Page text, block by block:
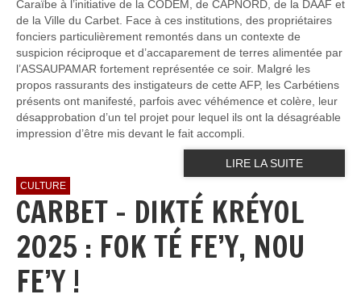
Caraïbe à l’initiative de la CODEM, de CAPNORD, de la DAAF et
de la Ville du Carbet. Face à ces institutions, des propriétaires
fonciers particulièrement remontés dans un contexte de
suspicion réciproque et d’accaparement de terres alimentée par
l’ASSAUPAMAR fortement représentée ce soir. Malgré les
propos rassurants des instigateurs de cette AFP, les Carbétiens
présents ont manifesté, parfois avec véhémence et colère, leur
désapprobation d’un tel projet pour lequel ils ont la désagréable
impression d’être mis devant le fait accompli.
LIRE LA SUITE
CULTURE
CARBET – DIKTÉ KRÉYOL
2025 : FOK TÉ FE’Y, NOU
FE’Y !